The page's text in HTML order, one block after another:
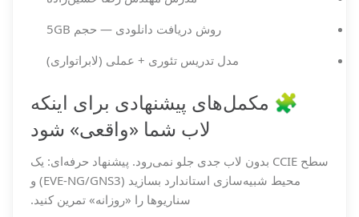
روش دریافت دانلودی — حجم 5GB
مدل تدریس تئوری + عملی (لابراتواری)
🧩 مکمل‌های پیشنهادی برای اینکه
لاب شما «واقعی» شود
سطح CCIE بدون لاب جدی جلو نمی‌رود. پیشنهاد حرفه‌ای: یک
محیط شبیه‌سازی استاندارد بسازید (EVE-NG/GNS3) و
سناریوها را «روزانه» تمرین کنید.